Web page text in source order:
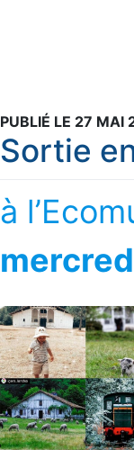
PUBLIÉ LE 27 MAI
Sortie
à